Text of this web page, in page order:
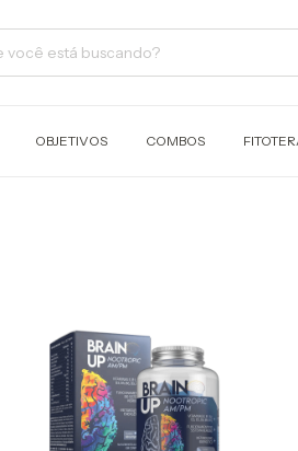
OBJETIVOS COMBOS